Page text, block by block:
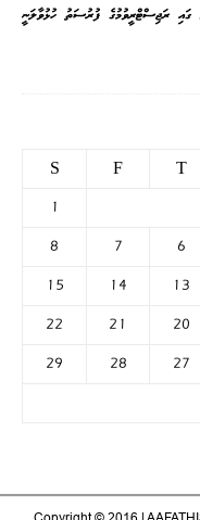
ރަޖިސްޓްރީވުމުގެ ފުރުސަތު ހުޅުވާލަނީ
T
F
S
1
6
7
8
13
14
15
20
21
22
27
28
29